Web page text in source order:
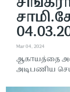
Mar 04, 2024
ஆகாயத்தை
அடிபணிய